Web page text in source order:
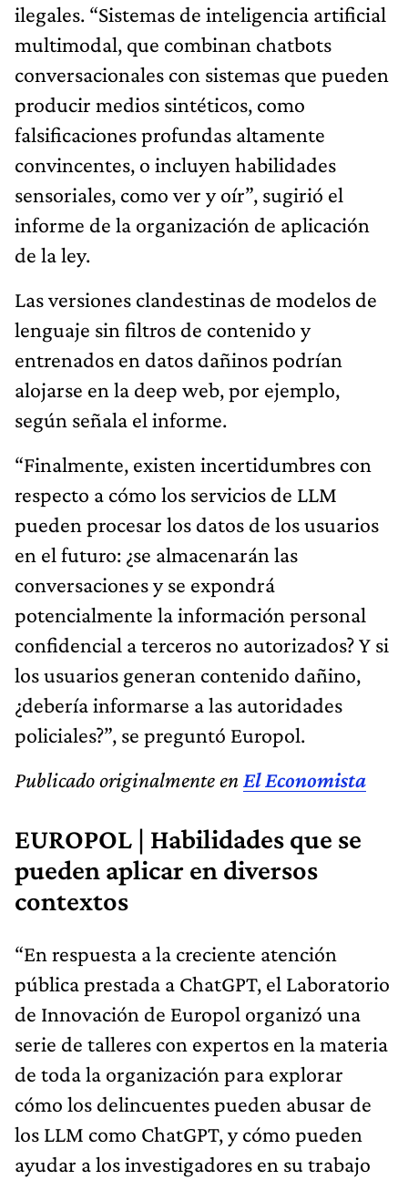
ilegales. “Sistemas de inteligencia artificial
multimodal, que combinan chatbots
conversacionales con sistemas que pueden
producir medios sintéticos, como
falsificaciones profundas altamente
convincentes, o incluyen habilidades
sensoriales, como ver y oír”, sugirió el
informe de la organización de aplicación
de la ley.
Las versiones clandestinas de modelos de
lenguaje sin filtros de contenido y
entrenados en datos dañinos podrían
alojarse en la deep web, por ejemplo,
según señala el informe.
“Finalmente, existen incertidumbres con
respecto a cómo los servicios de LLM
pueden procesar los datos de los usuarios
en el futuro: ¿se almacenarán las
conversaciones y se expondrá
potencialmente la información personal
confidencial a terceros no autorizados? Y si
los usuarios generan contenido dañino,
¿debería informarse a las autoridades
policiales?”, se preguntó Europol.
Publicado originalmente enEl Economista
EUROPOL | Habilidades que se
pueden aplicar en diversos
contextos
“En respuesta a la creciente atención
pública prestada a ChatGPT, el Laboratorio
de Innovación de Europol organizó una
serie de talleres con expertos en la materia
de toda la organización para explorar
cómo los delincuentes pueden abusar de
los LLM como ChatGPT, y cómo pueden
ayudar a los investigadores en su trabajo